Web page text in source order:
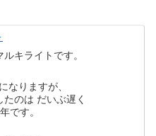
キライトです。
なりますが、
たのは だいぶ遅く
です。